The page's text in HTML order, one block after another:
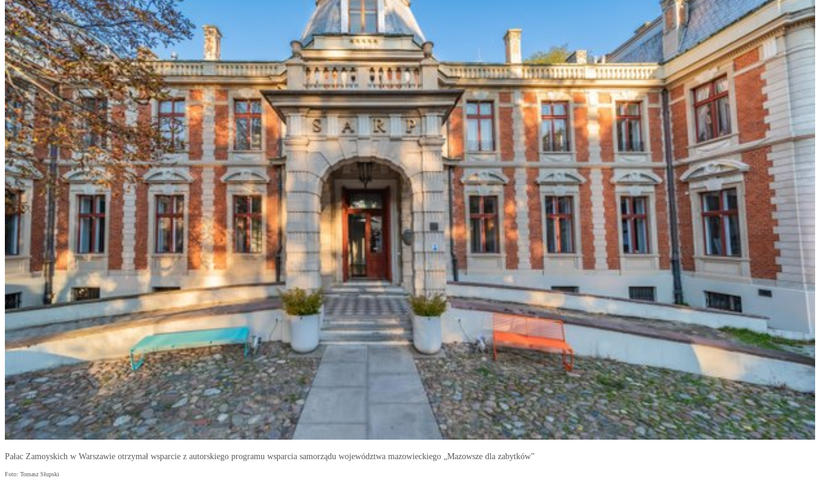
Pałac Zamoyskich w Warszawie otrzymał wsparcie z autorskiego programu wsparcia samorządu województwa mazowieckiego „Mazowsze dla zabytków”
Foto: Tomasz Słupski